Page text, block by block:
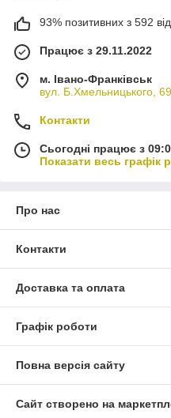
93% позитивних з 592
Працює з 29.11.2022
м. Івано-Франківськ
вул. Б.Хмельницького,
Контакти
Сьогодні працює з
Показати весь графік
Про нас
Контакти
Доставка та оплата
Графік роботи
Повна версія сайту
Сайт створено на